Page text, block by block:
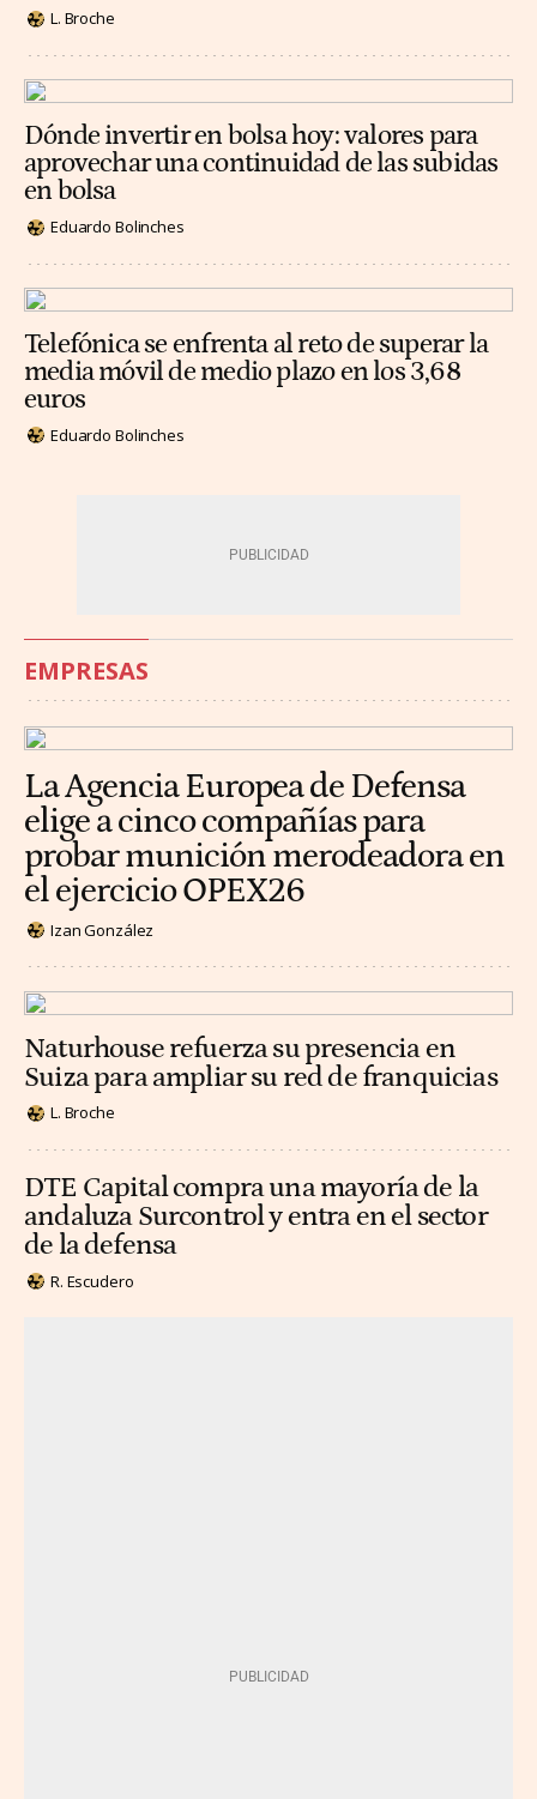
L. Broche
Dónde invertir en bolsa hoy: valores para
aprovechar una continuidad de las subidas
en bolsa
Eduardo Bolinches
Telefónica se enfrenta al reto de superar la
media móvil de medio plazo en los 3,68
euros
Eduardo Bolinches
EMPRESAS
La Agencia Europea de Defensa
elige a cinco compañías para
probar munición merodeadora en
el ejercicio OPEX26
Izan González
Naturhouse refuerza su presencia en
Suiza para ampliar su red de franquicias
L. Broche
DTE Capital compra una mayoría de la
andaluza Surcontrol y entra en el sector
de la defensa
R. Escudero